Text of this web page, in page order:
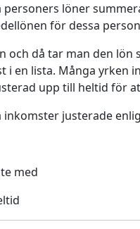
löner
för dessa
och då tar man den
en lista. Många yrken
upp till heltid för
justerade
med